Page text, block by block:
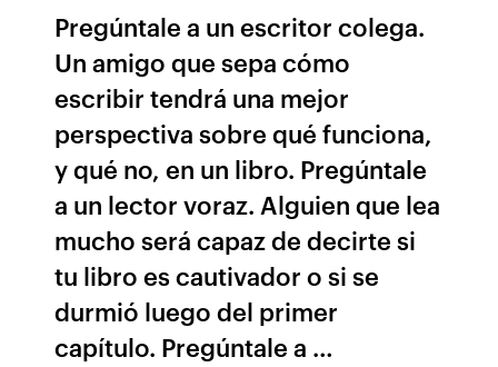
Pregúntale a un escritor colega.
Un amigo que sepa cómo
escribir tendrá una mejor
perspectiva sobre qué funciona,
y qué no, en un libro. Pregúntale
a un lector voraz. Alguien que lea
mucho será capaz de decirte si
tu libro es cautivador o si se
durmió luego del primer
capítulo. Pregúntale a …